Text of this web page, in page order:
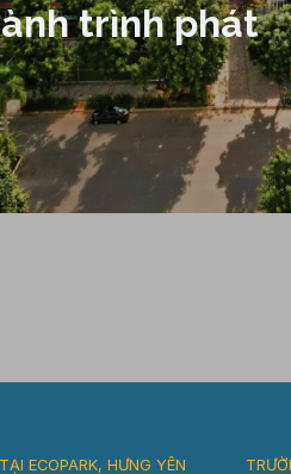
trình phát
ECOPARK, HƯNG YÊN